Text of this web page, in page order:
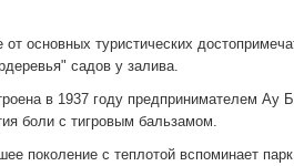
основных туристических
садов у залива.
в 1937 году предпринимателем Ау
боли с тигровым бальзамом.
поколение с теплотой вспоминает